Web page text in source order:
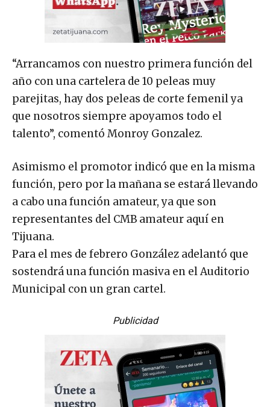
“Arrancamos con nuestro primera función del
año con una cartelera de 10 peleas muy
parejitas, hay dos peleas de corte femenil ya
que nosotros siempre apoyamos todo el
talento”, comentó Monroy Gonzalez.
Asimismo el promotor indicó que en la misma
función, pero por la mañana se estará llevando
a cabo una función amateur, ya que son
representantes del CMB amateur aquí en
Tijuana.
Para el mes de febrero González adelantó que
sostendrá una función masiva en el Auditorio
Municipal con un gran cartel.
Publicidad